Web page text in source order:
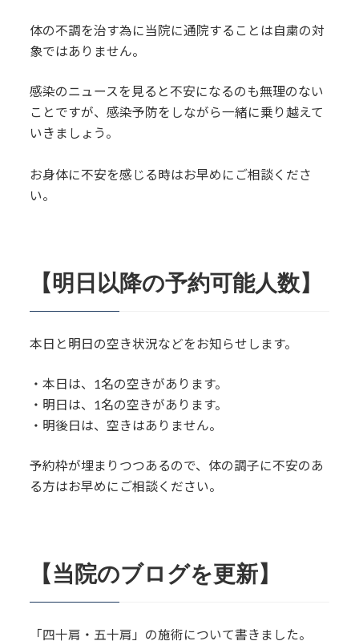
体の不調を治す為に当院に通院することは自粛の対
象ではありません。
感染のニュースを見ると不安になるのも無理のない
ことですが、感染予防をしながら一緒に乗り越えて
いきましょう。
お身体に不安を感じる時はお早めにご相談くださ
い。
【明日以降の予約可能人数】
本日と明日の空き状況などをお知らせします。
・本日は、1名の空きがあります。
・明日は、1名の空きがあります。
・明後日は、空きはありません。
予約枠が埋まりつつあるので、体の調子に不安のあ
る方はお早めにご相談ください。
【当院のブログを更新】
「四十肩・五十肩」の施術について書きました。